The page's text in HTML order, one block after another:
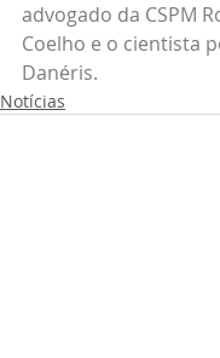
advogado da CSPM
Coelho e o cientista
Danéris.
Notícias